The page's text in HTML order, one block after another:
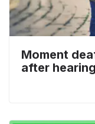
Moment
after